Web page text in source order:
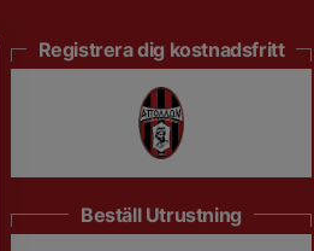
Registrera dig kostnadsfritt
Beställ Utrustning